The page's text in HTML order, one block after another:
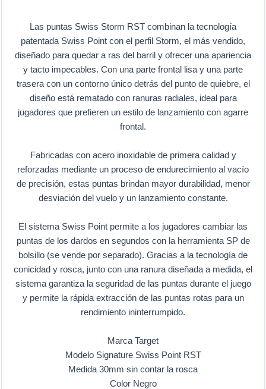
Las puntas Swiss Storm RST combinan la tecnología
patentada Swiss Point con el perfil Storm, el más vendido,
diseñado para quedar a ras del barril y ofrecer una apariencia
y tacto impecables. Con una parte frontal lisa y una parte
trasera con un contorno único detrás del punto de quiebre, el
diseño está rematado con ranuras radiales, ideal para
jugadores que prefieren un estilo de lanzamiento con agarre
frontal.
Fabricadas con acero inoxidable de primera calidad y
reforzadas mediante un proceso de endurecimiento al vacío
de precisión, estas puntas brindan mayor durabilidad, menor
desviación del vuelo y un lanzamiento constante.
El sistema Swiss Point permite a los jugadores cambiar las
puntas de los dardos en segundos con la herramienta SP de
bolsillo (se vende por separado). Gracias a la tecnología de
conicidad y rosca, junto con una ranura diseñada a medida, el
sistema garantiza la seguridad de las puntas durante el juego
y permite la rápida extracción de las puntas rotas para un
rendimiento ininterrumpido.
Marca Target
Modelo Signature Swiss Point RST
Medida 30mm sin contar la rosca
Color Negro